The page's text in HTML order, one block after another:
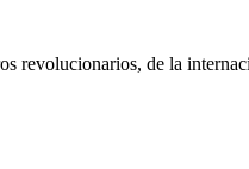
revolucionarios, de la